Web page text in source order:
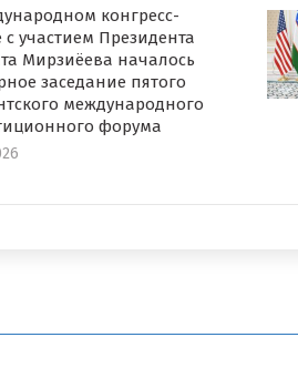
конгресс-
с участием Президента
Мирзиёева началось
заседание пятого
международного
форума